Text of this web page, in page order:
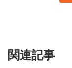
関連記事